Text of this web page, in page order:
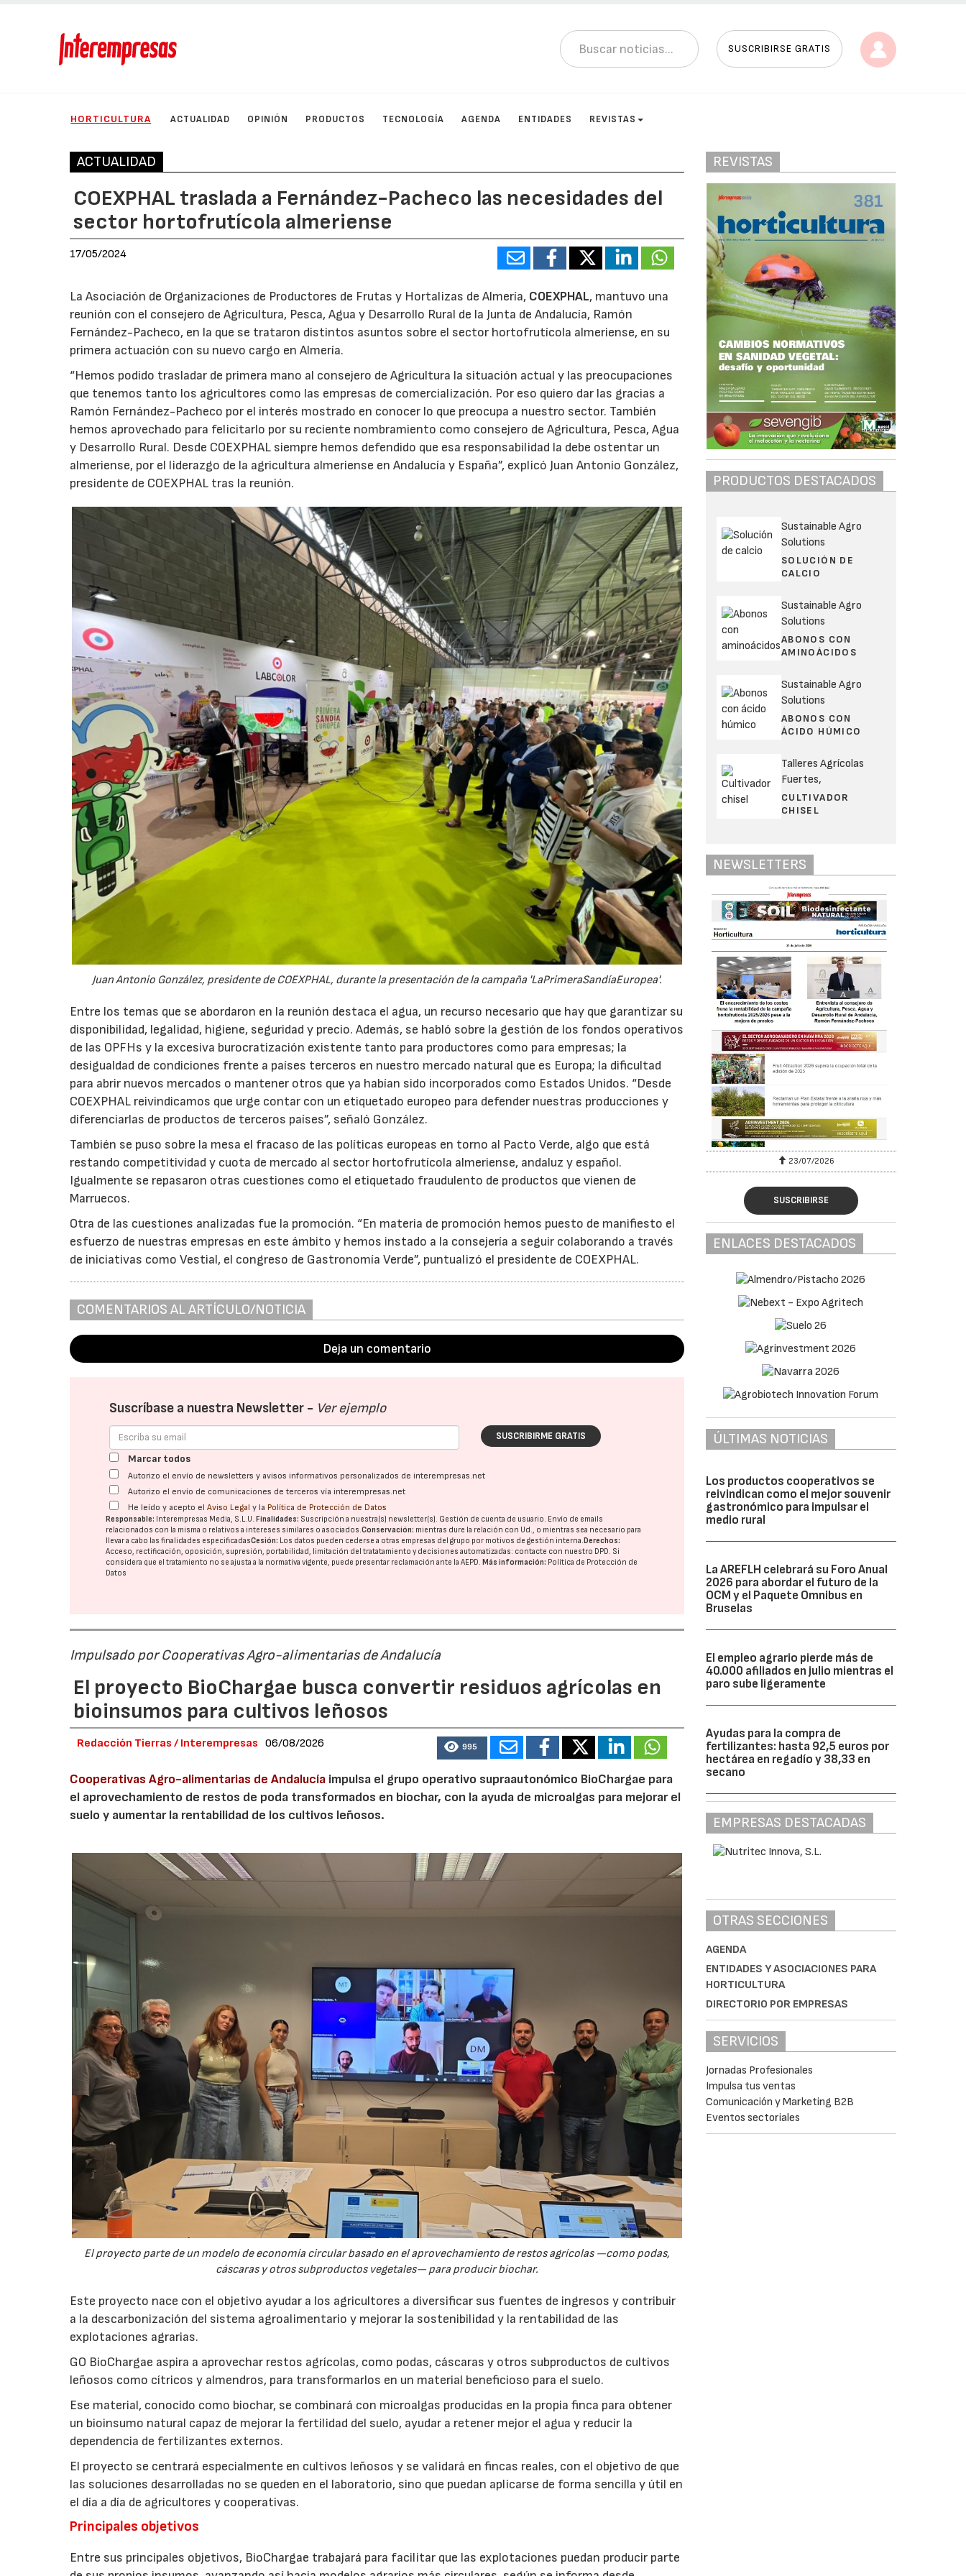
SUSCRIBIRSE GRATIS
HORTICULTURA ACTUALIDAD OPINIÓN PRODUCTOS TECNOLOGÍA AGENDA ENTIDADES REVISTAS
ACTUALIDAD
COEXPHAL traslada a Fernández-Pacheco las necesidades del
sector hortofrutícola almeriense
17/05/2024
La Asociación de Organizaciones de Productores de Frutas y Hortalizas de Almería, COEXPHAL, mantuvo una
reunión con el consejero de Agricultura, Pesca, Agua y Desarrollo Rural de la Junta de Andalucía, Ramón
Fernández-Pacheco, en la que se trataron distintos asuntos sobre el sector hortofrutícola almeriense, en su
primera actuación con su nuevo cargo en Almería.
“Hemos podido trasladar de primera mano al consejero de Agricultura la situación actual y las preocupaciones
que tenemos tanto los agricultores como las empresas de comercialización. Por eso quiero dar las gracias a
Ramón Fernández-Pacheco por el interés mostrado en conocer lo que preocupa a nuestro sector. También
hemos aprovechado para felicitarlo por su reciente nombramiento como consejero de Agricultura, Pesca, Agua
y Desarrollo Rural. Desde COEXPHAL siempre hemos defendido que esa responsabilidad la debe ostentar un
almeriense, por el liderazgo de la agricultura almeriense en Andalucía y España”, explicó Juan Antonio González,
presidente de COEXPHAL tras la reunión.
Juan Antonio González, presidente de COEXPHAL, durante la presentación de la campaña 'LaPrimeraSandíaEuropea'.
Entre los temas que se abordaron en la reunión destaca el agua, un recurso necesario que hay que garantizar su
disponibilidad, legalidad, higiene, seguridad y precio. Además, se habló sobre la gestión de los fondos operativos
de las OPFHs y la excesiva burocratización existente tanto para productores como para empresas; la
desigualdad de condiciones frente a países terceros en nuestro mercado natural que es Europa; la dificultad
para abrir nuevos mercados o mantener otros que ya habían sido incorporados como Estados Unidos. “Desde
COEXPHAL reivindicamos que urge contar con un etiquetado europeo para defender nuestras producciones y
diferenciarlas de productos de terceros países”, señaló González.
También se puso sobre la mesa el fracaso de las políticas europeas en torno al Pacto Verde, algo que está
restando competitividad y cuota de mercado al sector hortofrutícola almeriense, andaluz y español.
Igualmente se repasaron otras cuestiones como el etiquetado fraudulento de productos que vienen de
Marruecos.
Otra de las cuestiones analizadas fue la promoción. “En materia de promoción hemos puesto de manifiesto el
esfuerzo de nuestras empresas en este ámbito y hemos instado a la consejería a seguir colaborando a través
de iniciativas como Vestial, el congreso de Gastronomía Verde”, puntualizó el presidente de COEXPHAL.
COMENTARIOS AL ARTÍCULO/NOTICIA
Deja un comentario
Suscríbase a nuestra Newsletter - Ver ejemplo
SUSCRIBIRME GRATIS
Marcar todos
Autorizo el envío de newsletters y avisos informativos personalizados de interempresas.net
Autorizo el envío de comunicaciones de terceros vía interempresas.net
He leído y acepto elAviso Legal y la Política de Protección de Datos
Responsable: Interempresas Media, S.L.U.Finalidades: Suscripción a nuestra(s) newsletter(s). Gestión de cuenta de usuario. Envío de emails
relacionados con la misma o relativos a intereses similares o asociados.Conservación: mientras dure la relación con Ud., o mientras sea necesario para
llevar a cabo las finalidades especificadasCesión: Los datos pueden cederse a otras empresas del grupo por motivos de gestión interna.Derechos:
Acceso, rectificación, oposición, supresión, portabilidad, limitación del tratatamiento y decisiones automatizadas: contacte con nuestro DPD. Si
considera que el tratamiento no se ajusta a la normativa vigente, puede presentar reclamación ante laAEPD.Más información: Política de Protección de
Datos
Impulsado por Cooperativas Agro-alimentarias de Andalucía
El proyecto BioChargae busca convertir residuos agrícolas en
bioinsumos para cultivos leñosos
Redacción Tierras / Interempresas 06/08/2026 995
Cooperativas Agro-alimentarias de Andalucía impulsa el grupo operativo supraautonómico BioChargae para
el aprovechamiento de restos de poda transformados en biochar, con la ayuda de microalgas para mejorar el
suelo y aumentar la rentabilidad de los cultivos leñosos.
El proyecto parte de un modelo de economía circular basado en el aprovechamiento de restos agrícolas —como podas,
cáscaras y otros subproductos vegetales— para producir biochar.
Este proyecto nace con el objetivo ayudar a los agricultores a diversificar sus fuentes de ingresos y contribuir
a la descarbonización del sistema agroalimentario y mejorar la sostenibilidad y la rentabilidad de las
explotaciones agrarias.
GO BioChargae aspira a aprovechar restos agrícolas, como podas, cáscaras y otros subproductos de cultivos
leñosos como cítricos y almendros, para transformarlos en un material beneficioso para el suelo.
Ese material, conocido como biochar, se combinará con microalgas producidas en la propia finca para obtener
un bioinsumo natural capaz de mejorar la fertilidad del suelo, ayudar a retener mejor el agua y reducir la
dependencia de fertilizantes externos.
El proyecto se centrará especialmente en cultivos leñosos y se validará en fincas reales, con el objetivo de que
las soluciones desarrolladas no se queden en el laboratorio, sino que puedan aplicarse de forma sencilla y útil en
el día a día de agricultores y cooperativas.
Principales objetivos
Entre sus principales objetivos, BioChargae trabajará para facilitar que las explotaciones puedan producir parte
REVISTAS
PRODUCTOS DESTACADOS
Sustainable Agro
Solutions
SOLUCIÓN DE
CALCIO
Sustainable Agro
Solutions
ABONOS CON
AMINOÁCIDOS
Sustainable Agro
Solutions
ABONOS CON
ÁCIDO HÚMICO
Talleres Agrícolas
Fuertes,
CULTIVADOR
CHISEL
NEWSLETTERS
23/07/2026 30/07/2026 23/07/2026
SUSCRIBIRSE
ENLACES DESTACADOS
ÚLTIMAS NOTICIAS
Los productos cooperativos se
reivindican como el mejor souvenir
gastronómico para impulsar el
medio rural
La AREFLH celebrará su Foro Anual
2026 para abordar el futuro de la
OCM y el Paquete Omnibus en
Bruselas
El empleo agrario pierde más de
40.000 afiliados en julio mientras el
paro sube ligeramente
Ayudas para la compra de
fertilizantes: hasta 92,5 euros por
hectárea en regadío y 38,33 en
secano
EMPRESAS DESTACADAS
OTRAS SECCIONES
AGENDA
ENTIDADES Y ASOCIACIONES PARA
HORTICULTURA
DIRECTORIO POR EMPRESAS
SERVICIOS
Jornadas Profesionales
Impulsa tus ventas
Comunicación y Marketing B2B
Eventos sectoriales